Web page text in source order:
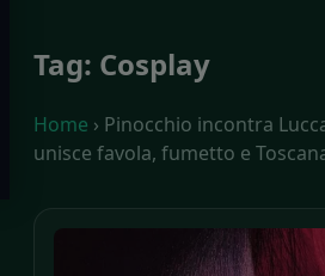
Tag: Cosplay
Home › Pinocchio incontra
unisce favola, fumetto e